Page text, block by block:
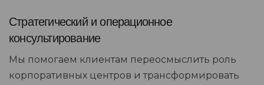
Стратегический и операционное
консультирование
Мы помогаем клиентам переосмыслить роль
корпоративных центров и трансформировать